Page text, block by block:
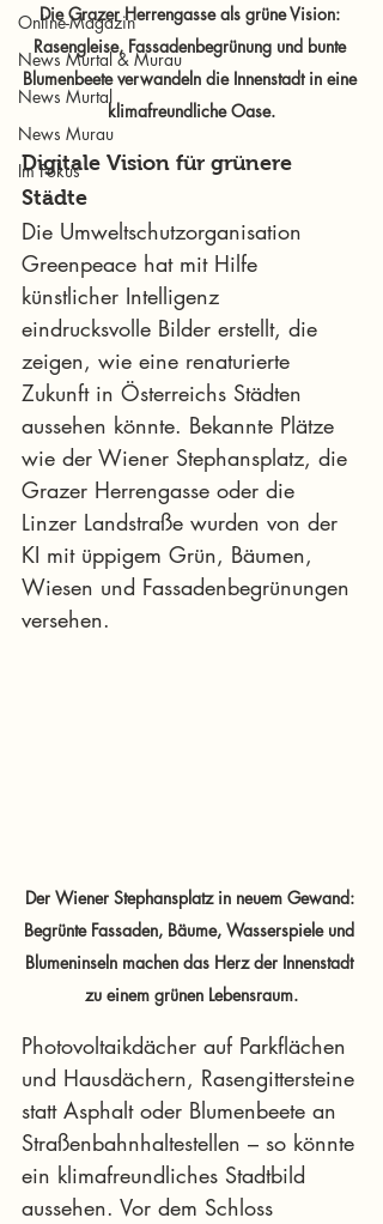
Online-Magazin
News Murtal & Murau
News Murtal
News Murau
Im Fokus
Die Grazer Herrengasse als grüne Vision:
Rasengleise, Fassadenbegrünung und bunte
Blumenbeete verwandeln die Innenstadt in eine
klimafreundliche Oase.
Digitale Vision für grünere
Städte
Die Umweltschutzorganisation
Greenpeace hat mit Hilfe
künstlicher Intelligenz
eindrucksvolle Bilder erstellt, die
zeigen, wie eine renaturierte
Zukunft in Österreichs Städten
aussehen könnte. Bekannte Plätze
wie der Wiener Stephansplatz, die
Grazer Herrengasse oder die
Linzer Landstraße wurden von der
KI mit üppigem Grün, Bäumen,
Wiesen und Fassadenbegrünungen
versehen.
Der Wiener Stephansplatz in neuem Gewand:
Begrünte Fassaden, Bäume, Wasserspiele und
Blumeninseln machen das Herz der Innenstadt
zu einem grünen Lebensraum.
Photovoltaikdächer auf Parkflächen
und Hausdächern, Rasengittersteine
statt Asphalt oder Blumenbeete an
Straßenbahnhaltestellen – so könnte
ein klimafreundliches Stadtbild
aussehen. Vor dem Schloss